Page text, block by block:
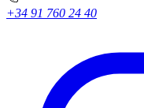
+34 91 760 24 40